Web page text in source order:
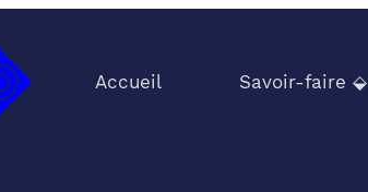
Accueil Savoir-faire ⬙